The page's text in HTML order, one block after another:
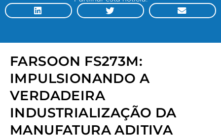
FARSOON FS273M:
IMPULSIONANDO A
VERDADEIRA
INDUSTRIALIZAÇÃO DA
MANUFATURA ADITIVA